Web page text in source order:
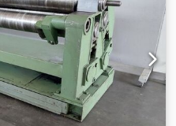
- 2x rouleaux entraînés
manuel pour un
d'insertion de fil sur
- Double interrupteur au
d'arrêt d'urgence -
avec levier de grille -